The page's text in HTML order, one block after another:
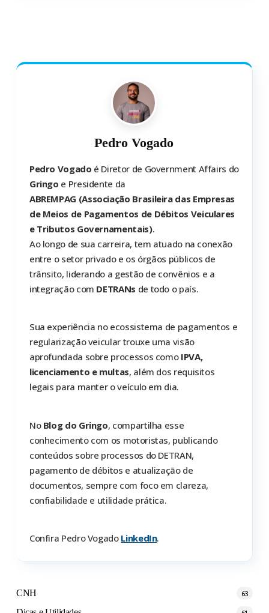
Pedro Vogado
Pedro Vogado é Diretor de Government Affairs do
Gringo e Presidente da
ABREMPAG (Associação Brasileira das Empresas
de Meios de Pagamentos de Débitos Veiculares
e Tributos Governamentais).
Ao longo de sua carreira, tem atuado na conexão
entre o setor privado e os órgãos públicos de
trânsito, liderando a gestão de convênios e a
integração com DETRANs de todo o país.
Sua experiência no ecossistema de pagamentos e
regularização veicular trouxe uma visão
aprofundada sobre processos como IPVA,
licenciamento e multas, além dos requisitos
legais para manter o veículo em dia.
No Blog do Gringo, compartilha esse
conhecimento com os motoristas, publicando
conteúdos sobre processos do DETRAN,
pagamento de débitos e atualização de
documentos, sempre com foco em clareza,
confiabilidade e utilidade prática.
Confira Pedro Vogado LinkedIn.
CNH 63